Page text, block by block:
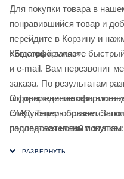
Для покупки товара в
понравившийся товар и
перейдите в Корзину и
«Быстрый заказ».
Когда оформляете
и e-mail. Вам перезвонит
заказа. По результатам
подтверждение
СМС. Теперь останется
радоваться новой покупке.
Оформление заказа в
следующим образом.
последовательным